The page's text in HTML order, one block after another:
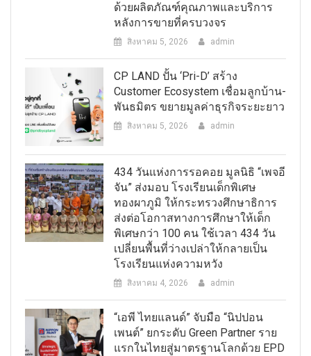
ด้วยผลิตภัณฑ์คุณภาพและบริการ
หลังการขายที่ครบวงจร
สิงหาคม 5, 2026 admin
CP LAND ปั้น ‘Pri-D’ สร้าง
Customer Ecosystem เชื่อมลูกบ้าน-
พันธมิตร ขยายมูลค่าธุรกิจระยะยาว
สิงหาคม 5, 2026 admin
434 วันแห่งการรอคอย มูลนิธิ “เพจอี
จัน” ส่งมอบ โรงเรียนเด็กพิเศษ
ทองผาภูมิ ให้กระทรวงศึกษาธิการ
ส่งต่อโอกาสทางการศึกษาให้เด็ก
พิเศษกว่า 100 คน ใช้เวลา 434 วัน
เปลี่ยนพื้นที่ว่างเปล่าให้กลายเป็น
โรงเรียนแห่งความหวัง
สิงหาคม 4, 2026 admin
“เอพี ไทยแลนด์” จับมือ “นิปปอน
เพนต์” ยกระดับ Green Partner ราย
แรกในไทยสู่มาตรฐานโลกด้วย EPD